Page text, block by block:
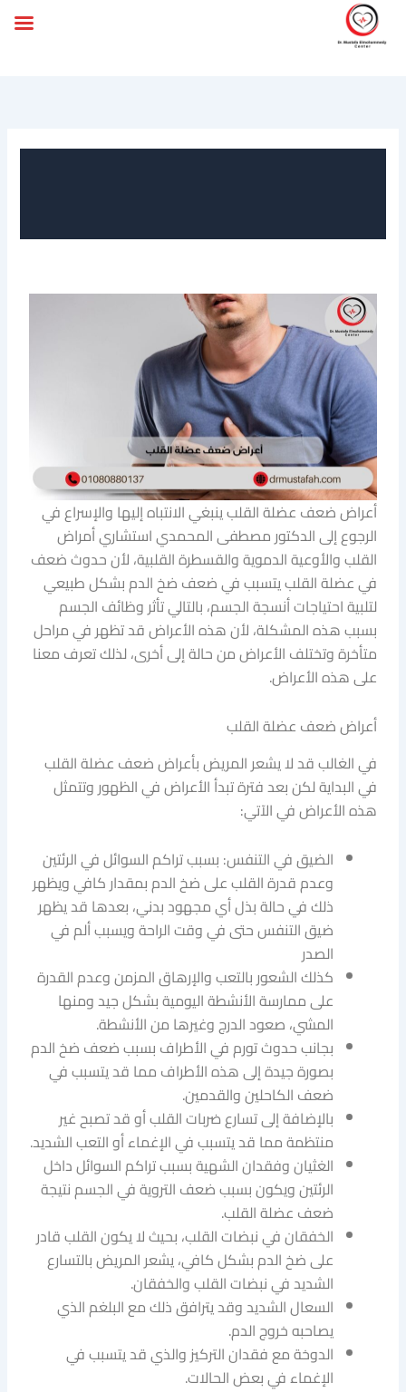
تخطي
المحتوى
أعراض ضعف عضلة القلب ينبغي الانتباه إليها والإسراع في
الرجوع إلى الدكتور مصطفى المحمدي استشاري أمراض
القلب والأوعية الدموية والقسطرة القلبية، لأن حدوث ضعف
في عضلة القلب يتسبب في ضعف ضخ الدم بشكل طبيعي
لتلبية احتياجات أنسجة الجسم، بالتالي تأثر وظائف الجسم
بسبب هذه المشكلة، لأن هذه الأعراض قد تظهر في مراحل
متأخرة وتختلف الأعراض من حالة إلى أخرى، لذلك تعرف معنا
على هذه الأعراض.
أعراض ضعف عضلة القلب
في الغالب قد لا يشعر المريض بأعراض ضعف عضلة القلب
في البداية لكن بعد فترة تبدأ الأعراض في الظهور وتتمثل
هذه الأعراض في الآتي:
الضيق في التنفس: بسبب تراكم السوائل في الرئتين
وعدم قدرة القلب على ضخ الدم بمقدار كافي ويظهر
ذلك في حالة بذل أي مجهود بدني، بعدها قد يظهر
ضيق التنفس حتى في وقت الراحة ويسبب ألم في
الصدر
كذلك الشعور بالتعب والإرهاق المزمن وعدم القدرة
على ممارسة الأنشطة اليومية بشكل جيد ومنها
المشي، صعود الدرج وغيرها من الأنشطة.
بجانب حدوث تورم في الأطراف بسبب ضعف ضخ الدم
بصورة جيدة إلى هذه الأطراف مما قد يتسبب في
ضعف الكاحلين والقدمين.
بالإضافة إلى تسارع ضربات القلب أو قد تصبح غير
منتظمة مما قد يتسبب في الإغماء أو التعب الشديد.
الغثيان وفقدان الشهية بسبب تراكم السوائل داخل
الرئتين ويكون بسبب ضعف التروية في الجسم نتيجة
ضعف عضلة القلب.
الخفقان في نبضات القلب، بحيث لا يكون القلب قادر
على ضخ الدم بشكل كافي، يشعر المريض بالتسارع
الشديد في نبضات القلب والخفقان.
السعال الشديد وقد يترافق ذلك مع البلغم الذي
يصاحبه خروج الدم.
الدوخة مع فقدان التركيز والذي قد يتسبب في
الإغماء في بعض الحالات.